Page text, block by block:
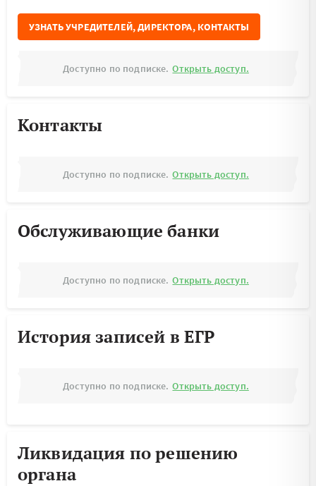
УЗНАТЬ УЧРЕДИТЕЛЕЙ, ДИРЕКТОРА, КОНТАКТЫ
Доступно по подписке. Открыть доступ.
Контакты
Доступно по подписке. Открыть доступ.
Обслуживающие банки
Доступно по подписке. Открыть доступ.
История записей в ЕГР
Доступно по подписке. Открыть доступ.
Ликвидация по решению
органа